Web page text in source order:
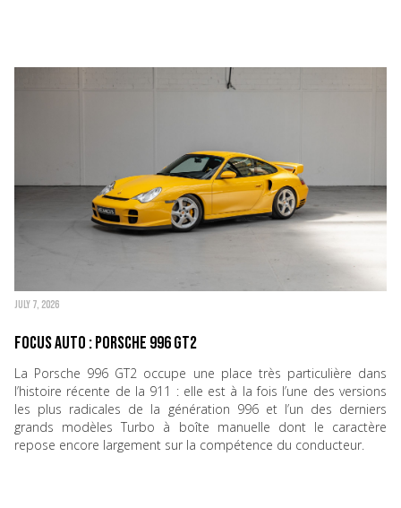
JULY 7, 2026
Focus Auto : Porsche 996 GT2
La Porsche 996 GT2 occupe une place très particulière dans
l’histoire récente de la 911 : elle est à la fois l’une des versions
les plus radicales de la génération 996 et l’un des derniers
grands modèles Turbo à boîte manuelle dont le caractère
repose encore largement sur la compétence du conducteur.